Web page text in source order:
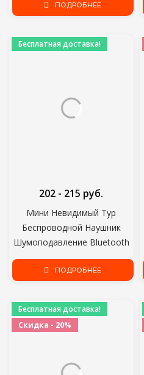
гарнитура
ПОДРОБНЕЕ
Бесплатная доставка!
Мини Невидимый Тур
Беспроводной Наушник
Шумоподавление Bluetooth
Наушники Громкой Связи
Стерео Гарнитура TWS
202 - 215 руб.
ПОДРОБНЕЕ
Бесплатная доставка!
Скидка - 20%